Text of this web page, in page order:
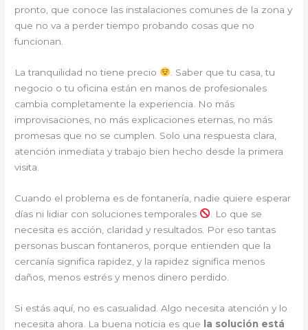
pronto, que conoce las instalaciones comunes de la zona y
que no va a perder tiempo probando cosas que no
funcionan.
La tranquilidad no tiene precio
. Saber que tu casa, tu
negocio o tu oficina están en manos de profesionales
cambia completamente la experiencia. No más
improvisaciones, no más explicaciones eternas, no más
promesas que no se cumplen. Solo una respuesta clara,
atención inmediata y trabajo bien hecho desde la primera
visita.
Cuando el problema es de fontanería, nadie quiere esperar
días ni lidiar con soluciones temporales
. Lo que se
necesita es acción, claridad y resultados. Por eso tantas
personas buscan fontaneros, porque entienden que la
cercanía significa rapidez, y la rapidez significa menos
daños, menos estrés y menos dinero perdido.
Si estás aquí, no es casualidad. Algo necesita atención y lo
necesita ahora. La buena noticia es que
la solución está